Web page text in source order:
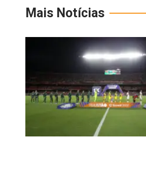
Mais Notícias